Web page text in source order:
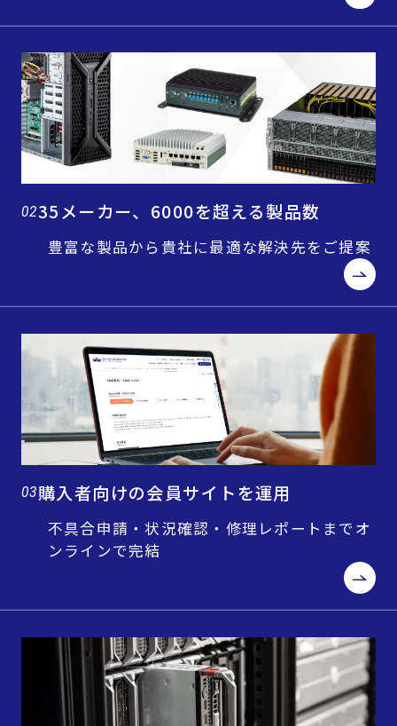
0235メーカー、6000を超える製品数
豊富な製品から貴社に最適な解決先をご提案
03購入者向けの会員サイトを運用
不具合申請・状況確認・修理レポートまでオ
ンラインで完結